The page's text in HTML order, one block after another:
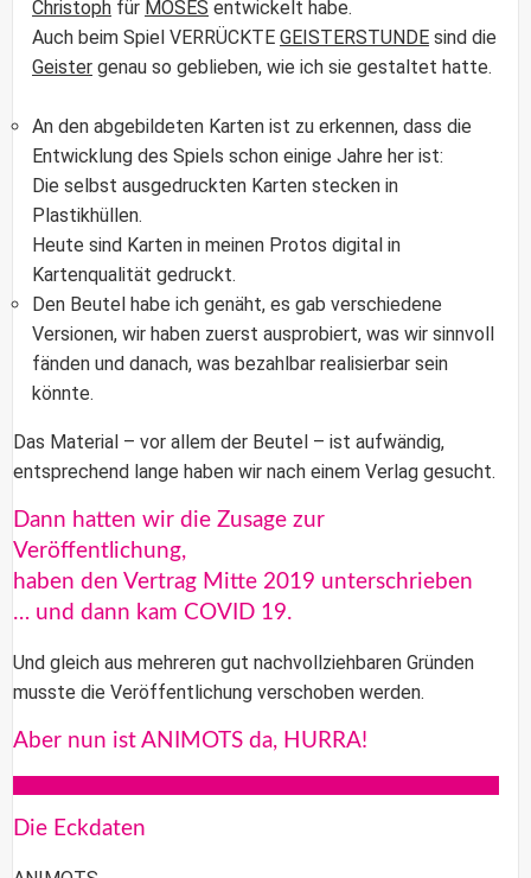
Christoph für MOSES entwickelt habe.
Auch beim Spiel VERRÜCKTE GEISTERSTUNDE sind die
Geister genau so geblieben, wie ich sie gestaltet hatte.
An den abgebildeten Karten ist zu erkennen, dass die
Entwicklung des Spiels schon einige Jahre her ist:
Die selbst ausgedruckten Karten stecken in
Plastikhüllen.
Heute sind Karten in meinen Protos digital in
Kartenqualität gedruckt.
Den Beutel habe ich genäht, es gab verschiedene
Versionen, wir haben zuerst ausprobiert, was wir sinnvoll
fänden und danach, was bezahlbar realisierbar sein
könnte.
Das Material – vor allem der Beutel – ist aufwändig,
entsprechend lange haben wir nach einem Verlag gesucht.
Dann hatten wir die Zusage zur
Veröffentlichung,
haben den Vertrag Mitte 2019 unterschrieben
… und dann kam COVID 19.
Und gleich aus mehreren gut nachvollziehbaren Gründen
musste die Veröffentlichung verschoben werden.
Aber nun ist ANIMOTS da, HURRA!
Die Eckdaten